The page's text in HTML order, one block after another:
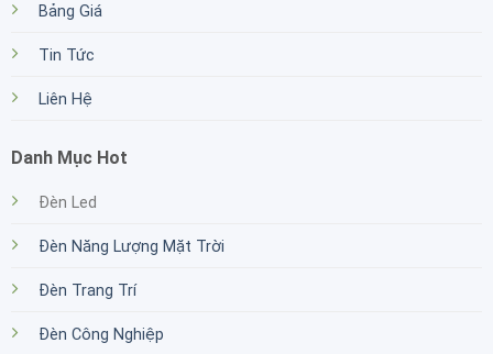
Bảng Giá
Tin Tức
Liên Hệ
Danh Mục Hot
Đèn Led
Đèn Năng Lượng Mặt Trời
Đèn Trang Trí
Đèn Công Nghiệp